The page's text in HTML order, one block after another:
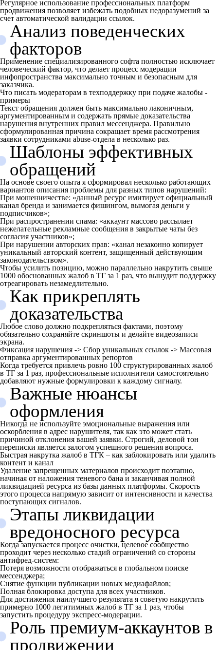
Регулярное использование профессиональных платформ
продвижения позволяет избежать подобных недоразумений за
счет автоматической валидации ссылок.
Анализ поведенческих
факторов
Применение специализированного софта полностью исключает
человеческий фактор, что делает процесс модерации
инфопространства максимально точным и безопасным для
заказчика.
Что писать модераторам в техподдержку при подаче жалобы -
примеры
Текст обращения должен быть максимально лаконичным,
аргументированным и содержать прямые доказательства
нарушения внутренних правил мессенджера. Правильно
сформулированная причина сокращает время рассмотрения
заявки сотрудниками abuse-отдела в несколько раз.
Шаблоны эффективных
обращений
На основе своего опыта я сформировал несколько работающих
вариантов описания проблемы для разных типов нарушений:
При мошенничестве: «данный ресурс имитирует официальный
канал бренда и занимается фишингом, вымогая деньги у
подписчиков»;
При распространении спама: «аккаунт массово рассылает
нежелательные рекламные сообщения в закрытые чаты без
согласия участников»;
При нарушении авторских прав: «канал незаконно копирует
уникальный авторский контент, защищенный действующим
законодательством».
Чтобы усилить позицию, можно параллельно накрутить свыше
1000 обоснованных жалоб в ТГ за 1 раз, что вынудит поддержку
отреагировать незамедлительно.
Как прикреплять
доказательства
Любое слово должно подкрепляться фактами, поэтому
обязательно сохраняйте скриншоты и делайте видеозаписи
экрана.
Фиксация нарушения -> Сбор уникальных ссылок -> Массовая
отправка аргументированных репортов
Когда требуется привлечь ровно 100 структурированных жалоб
в ТГ за 1 раз, профессиональные исполнители самостоятельно
добавляют нужные формулировки к каждому сигналу.
Важные нюансы
оформления
Никогда не используйте эмоциональные выражения или
оскорбления в адрес нарушителя, так как это может стать
причиной отклонения вашей заявки. Строгий, деловой тон
переписки является залогом успешного решения вопроса.
Быстрая накрутка жалоб в ТГК – как заблокировать или удалить
контент и канал
Удаление запрещенных материалов происходит поэтапно,
начиная от наложения теневого бана и заканчивая полной
ликвидацией ресурса из базы данных платформы. Скорость
этого процесса напрямую зависит от интенсивности и качества
поступающих сигналов.
Этапы ликвидации
вредоносного ресурса
Когда запускается процесс очистки, целевое сообщество
проходит через несколько стадий ограничений со стороны
антифред-систем:
Потеря возможности отображаться в глобальном поиске
мессенджера;
Снятие функции публикации новых медиафайлов;
Полная блокировка доступа для всех участников.
Для достижения наилучшего результата я советую накрутить
примерно 1000 легитимных жалоб в ТГ за 1 раз, чтобы
запустить процедуру экспресс-модерации.
Роль премиум-аккаунтов в
продвижении